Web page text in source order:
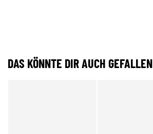
DAS KÖNNTE DIR AUCH GEFALLEN